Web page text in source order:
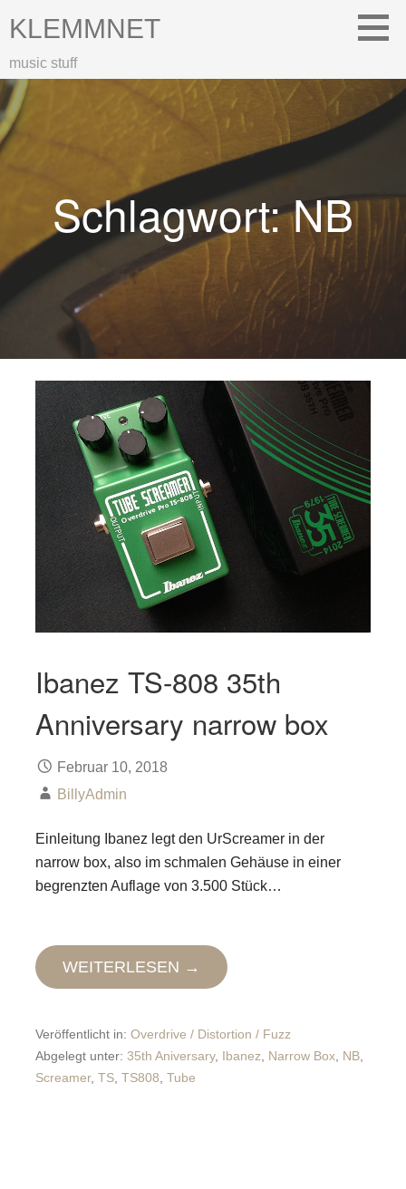
Inhalt
KLEMMNET
music stuff
Schlagwort: NB
Ibanez TS-808 35th
Anniversary narrow box
Februar 10, 2018
BillyAdmin
Einleitung Ibanez legt den UrScreamer in der
narrow box, also im schmalen Gehäuse in einer
begrenzten Auflage von 3.500 Stück…
WEITERLESEN →
Veröffentlicht in: Overdrive / Distortion / Fuzz
Abgelegt unter: 35th Aniversary, Ibanez, Narrow Box, NB,
Screamer, TS, TS808, Tube